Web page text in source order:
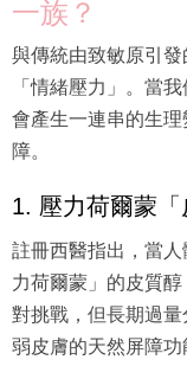
一族？
與傳統由致敏原引
「情緒壓力」。當
會產生一連串的生
障。
1. 壓力荷爾蒙
註冊西醫指出，當
力荷爾蒙」的皮質
對挑戰，但長期過
弱皮膚的天然屏障功